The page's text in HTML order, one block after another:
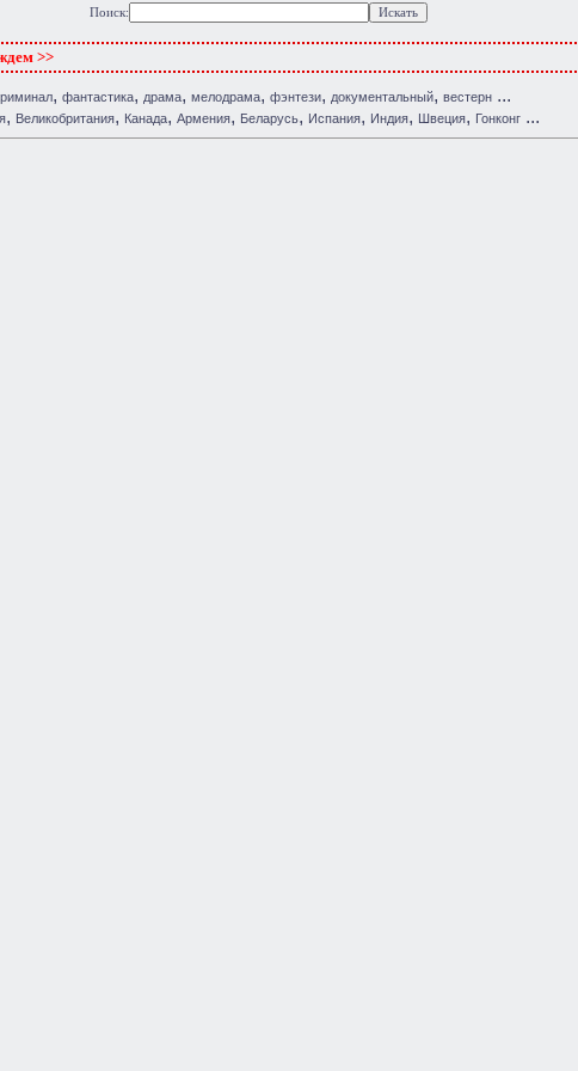
Поиск:
>>
, фантастика, драма, мелодрама, фэнтези, документальный, вестерн ...
, Великобритания, Канада, Армения, Беларусь, Испания, Индия, Швеция, Гонконг ...